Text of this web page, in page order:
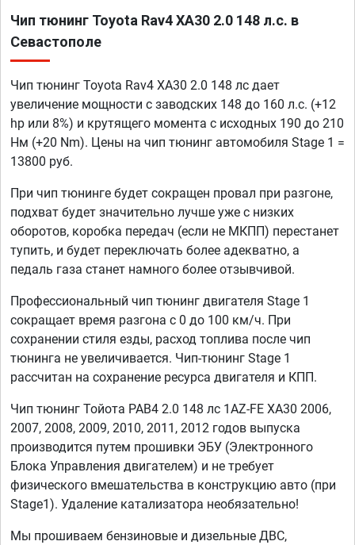
Чип тюнинг Toyota Rav4 XA30 2.0 148 л.с. в
Севастополе
Чип тюнинг Toyota Rav4 XA30 2.0 148 лс дает
увеличение мощности с заводских 148 до 160 л.с. (+12
hp или 8%) и крутящего момента с исходных 190 до 210
Нм (+20 Nm). Цены на чип тюнинг автомобиля Stage 1 =
13800 руб.
При чип тюнинге будет сокращен провал при разгоне,
подхват будет значительно лучше уже с низких
оборотов, коробка передач (если не МКПП) перестанет
тупить, и будет переключать более адекватно, а
педаль газа станет намного более отзывчивой.
Профессиональный чип тюнинг двигателя Stage 1
сокращает время разгона с 0 до 100 км/ч. При
сохранении стиля езды, расход топлива после чип
тюнинга не увеличивается. Чип-тюнинг Stage 1
рассчитан на сохранение ресурса двигателя и КПП.
Чип тюнинг Тойота РАВ4 2.0 148 лс 1AZ-FE XA30 2006,
2007, 2008, 2009, 2010, 2011, 2012 годов выпуска
производится путем прошивки ЭБУ (Электронного
Блока Управления двигателем) и не требует
физического вмешательства в конструкцию авто (при
Stage1). Удаление катализатора необязательно!
Мы прошиваем бензиновые и дизельные ДВС,